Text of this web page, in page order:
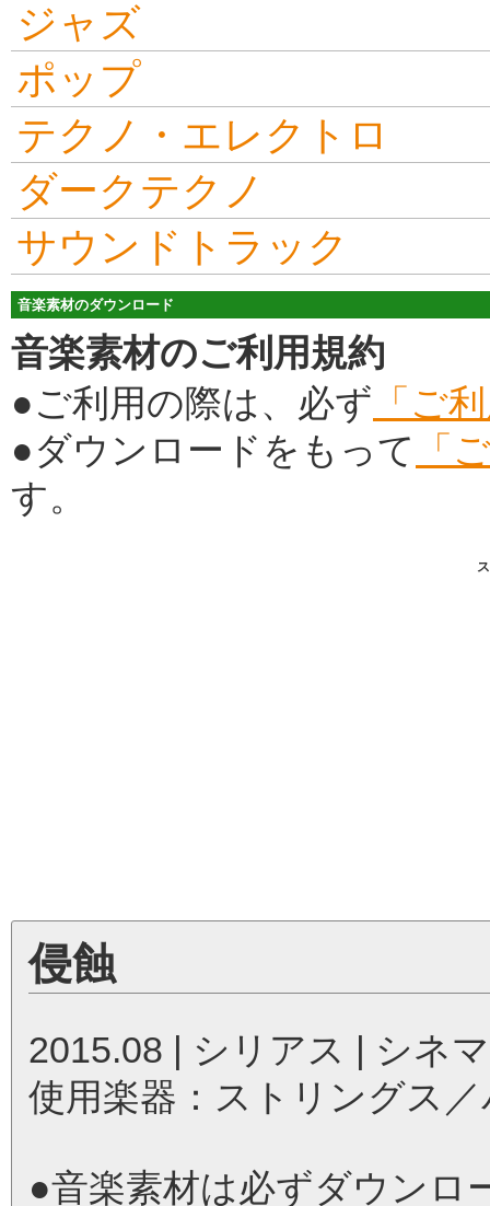
ジャズ
ポップ
テクノ・エレクトロ
ダークテクノ
サウンドトラック
音楽素材のダウンロード
音楽素材のご利用規約
●ご利用の際は、必ず 「ご
●ダウンロードをもって
「
す。
侵蝕
2015.08 | シリアス | シネ
使用楽器：ストリングス
●音楽素材は必ずダウンロ